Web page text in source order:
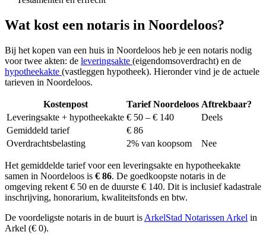
Wat kost een notaris in Noordeloos?
Bij het kopen van een huis in Noordeloos heb je een notaris nodig
voor twee akten: de leveringsakte (eigendomsoverdracht) en de
hypotheekakte (vastleggen hypotheek). Hieronder vind je de actuele
tarieven in Noordeloos.
Kostenpost Tarief Noordeloos Aftrekbaar?
Leveringsakte + hypotheekakte € 50 – € 140
Deels
Gemiddeld tarief
€ 86
Overdrachtsbelasting
2% van koopsom Nee
Het gemiddelde tarief voor een leveringsakte en hypotheekakte
samen in Noordeloos is € 86. De goedkoopste notaris in de
omgeving rekent € 50 en de duurste € 140. Dit is inclusief kadastrale
inschrijving, honorarium, kwaliteitsfonds en btw.
De voordeligste notaris in de buurt is ArkelStad Notarissen Arkel in
Arkel (€ 0).